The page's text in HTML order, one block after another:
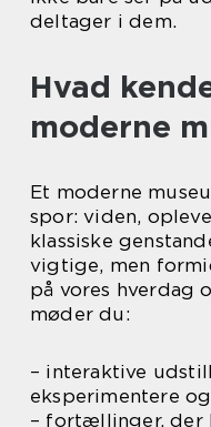
deltager i dem.
Hvad
moderne
Et moderne
spor: viden,
klassiske
vigtige, men
på vores hverdag
møder du:
– interaktive
eksperimentere
– fortællinger, der